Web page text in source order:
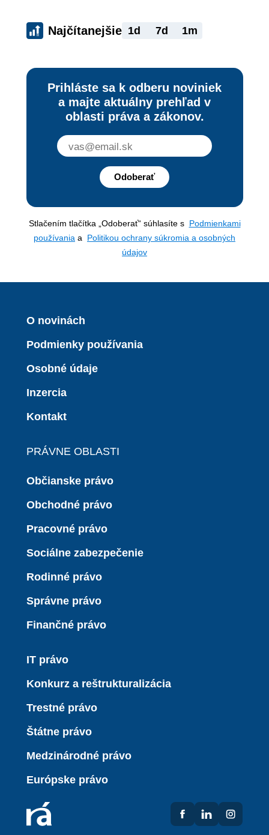
Najčítanejšie 1d 7d 1m
Prihláste sa k odberu noviniek
a majte aktuálny prehľad v
oblasti práva a zákonov.
Odoberať
Stlačením tlačítka „Odoberať“ súhlasíte s Podmienkami
používania a Politikou ochrany súkromia a osobných
údajov
O novinách
Podmienky používania
Osobné údaje
Inzercia
Kontakt
PRÁVNE OBLASTI
Občianske právo
Obchodné právo
Pracovné právo
Sociálne zabezpečenie
Rodinné právo
Správne právo
Finančné právo
IT právo
Konkurz a reštrukturalizácia
Trestné právo
Štátne právo
Medzinárodné právo
Európske právo